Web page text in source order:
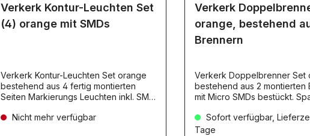
Verkerk Kontur-Leuchten Set
(4) orange mit SMDs
Verkerk Kontur-Leuchten Set orange
bestehend aus 4 fertig montierten
Seiten Markierungs Leuchten inkl. SMD.
Nicht mehr verfügbar
Verkerk
orange, bestehend
Brennern
Verkerk Doppelbrenner Set
bestehend aus 2 montierten
mit Micro SMDs bestückt. Spannung 7,2
Sofort verfügbar,
Tage